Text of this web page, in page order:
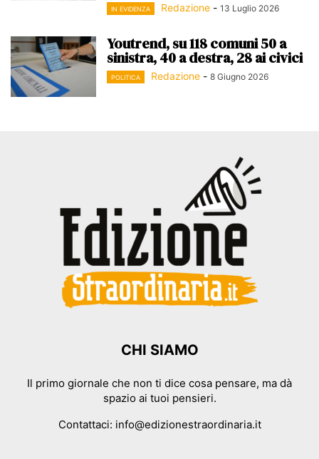
IN EVIDENZA Redazione - 13 Luglio 2026
Youtrend, su 118 comuni 50 a
sinistra, 40 a destra, 28 ai civici
POLITICA Redazione - 8 Giugno 2026
CHI SIAMO
Il primo giornale che non ti dice cosa pensare, ma dà
spazio ai tuoi pensieri.
Contattaci: info@edizionestraordinaria.it